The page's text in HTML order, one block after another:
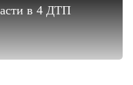
в 4 ДТП